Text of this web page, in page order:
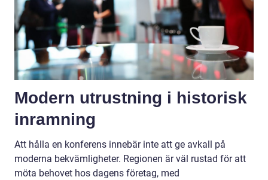
Modern utrustning i historisk
inramning
Att hålla en konferens innebär inte att ge avkall på
moderna bekvämligheter. Regionen är väl rustad för att
möta behovet hos dagens företag, med